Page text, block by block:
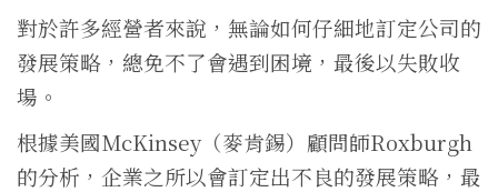
對於許多經營者來說，無論如何仔細地訂定公司的
發展策略，總免不了會遇到困境，最後以失敗收
場。
根據美國McKinsey（麥肯錫）顧問師Roxburgh
的分析，企業之所以會訂定出不良的發展策略，最